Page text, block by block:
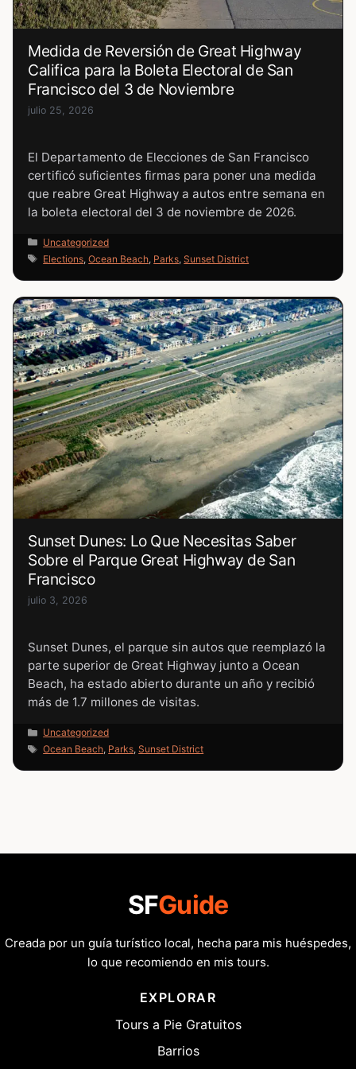
Medida de Reversión de Great Highway
Califica para la Boleta Electoral de San
Francisco del 3 de Noviembre
julio 25, 2026
El Departamento de Elecciones de San Francisco
certificó suficientes firmas para poner una medida
que reabre Great Highway a autos entre semana en
la boleta electoral del 3 de noviembre de 2026.
Categorías
Uncategorized
Etiquetas
Elections,Ocean Beach, Parks,Sunset District
Sunset Dunes: Lo Que Necesitas Saber
Sobre el Parque Great Highway de San
Francisco
julio 3, 2026
Sunset Dunes, el parque sin autos que reemplazó la
parte superior de Great Highway junto a Ocean
Beach, ha estado abierto durante un año y recibió
más de 1.7 millones de visitas.
Categorías
Uncategorized
Etiquetas
Ocean Beach, Parks,Sunset District
SFGuide
Creada por un guía turístico local, hecha para mis huéspedes,
lo que recomiendo en mis tours.
EXPLORAR
Tours a Pie Gratuitos
Barrios